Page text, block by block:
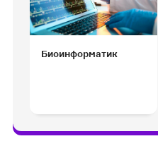
Биоинформатик